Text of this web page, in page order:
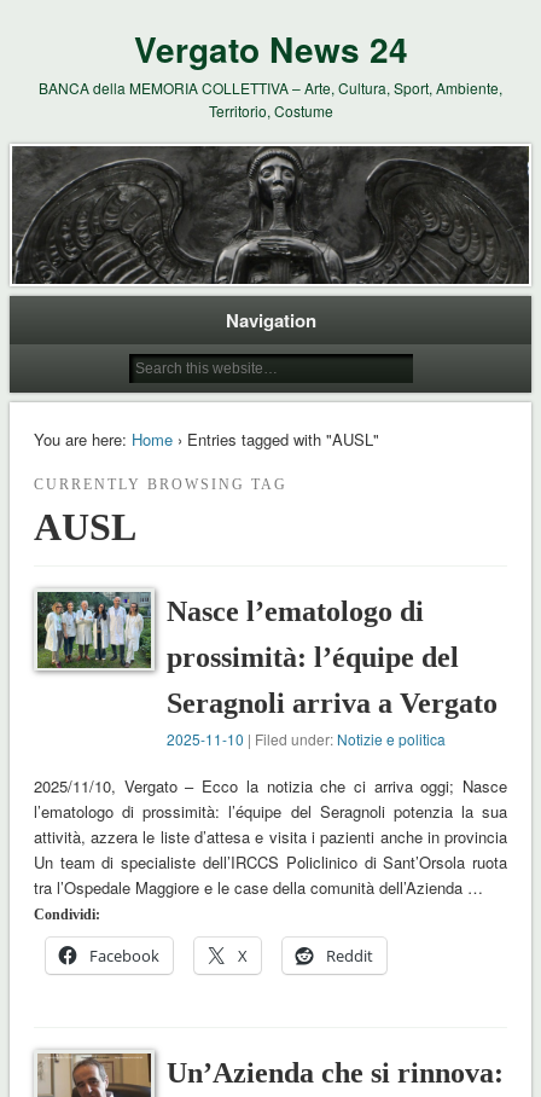
Vergato News 24
BANCA della MEMORIA COLLETTIVA – Arte, Cultura, Sport, Ambiente,
Territorio, Costume
Navigation
You are here: Home› Entries tagged with "AUSL"
CURRENTLY BROWSING TAG
AUSL
Nasce l’ematologo di
prossimità: l’équipe del
Seragnoli arriva a Vergato
2025-11-10 | Filed under: Notizie e politica
2025/11/10, Vergato – Ecco la notizia che ci arriva oggi; Nasce
l’ematologo di prossimità: l’équipe del Seragnoli potenzia la sua
attività, azzera le liste d’attesa e visita i pazienti anche in provincia
Un team di specialiste dell’IRCCS Policlinico di Sant’Orsola ruota
tra l’Ospedale Maggiore e le case della comunità dell’Azienda …
Condividi:
Facebook X Reddit
Un’Azienda che si rinnova: